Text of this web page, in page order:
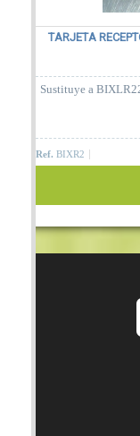
TARJETA
Sustituye a
Ref. BIXR2